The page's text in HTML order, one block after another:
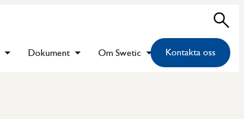
Sök
Dokument Om Swetic Kontakta oss